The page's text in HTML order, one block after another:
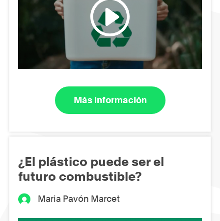
Más información
¿El plástico puede ser el
futuro combustible?
Maria Pavón Marcet